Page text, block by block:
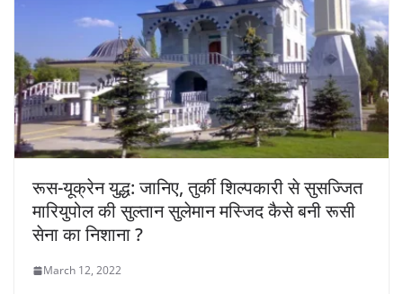
रूस-यूक्रेन युद्ध: जानिए, तुर्की शिल्पकारी से सुसज्जित
मारियुपोल की सुल्तान सुलेमान मस्जिद कैसे बनी रूसी
सेना का निशाना ?
March 12, 2022